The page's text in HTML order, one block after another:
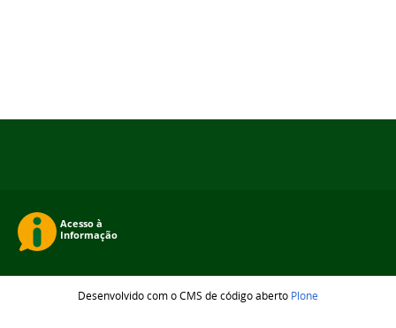
Desenvolvido com o CMS de código aberto Plone